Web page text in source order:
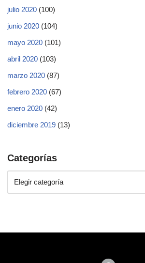
julio 2020 (100)
junio 2020 (104)
mayo 2020 (101)
abril 2020 (103)
marzo 2020 (87)
febrero 2020 (67)
enero 2020 (42)
diciembre 2019 (13)
Categorías